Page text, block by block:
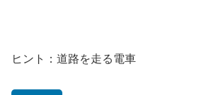
ヒント： 道路を走る電車